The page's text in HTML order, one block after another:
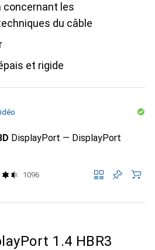
concernant les
du câble
et rigide
DisplayPort — DisplayPort
1096
1.4 HBR3